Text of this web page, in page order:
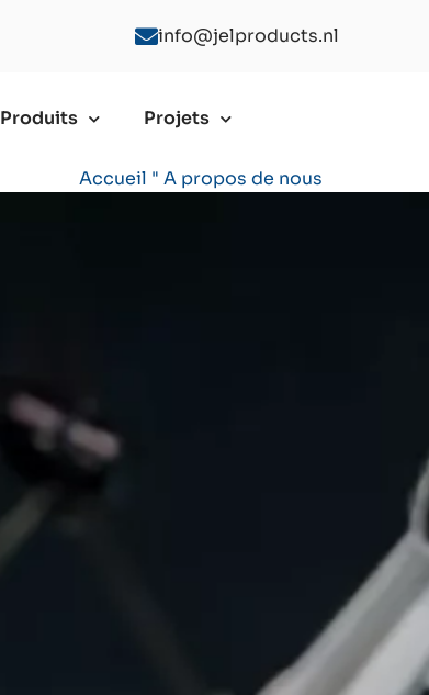
info@jelproducts.nl
Produits Projets
Accueil " A propos de nous